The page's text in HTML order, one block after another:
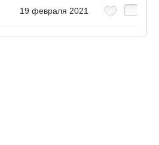
19 февраля 2021